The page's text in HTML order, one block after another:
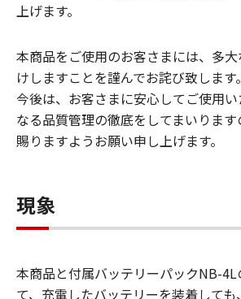
上げます。
本商品をご使用のお客さまには、多
けしますことを謹んでお詫び致します。
今後は、お客さまに安心してご使用
なる品質管理の徹底をしてまいりま
賜りますようお願い申し上げます。
現象
本商品と付属バッテリーパックNB-
て、充電したバッテリーを装着して